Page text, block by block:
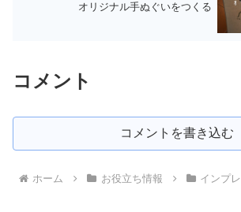
オリジナル手ぬぐいをつくる
コメント
コメントを書き込む
ホーム お役立ち情報 インプレ